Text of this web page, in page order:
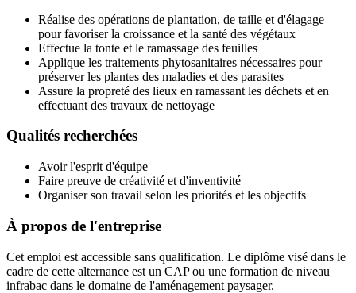
Réalise des opérations de plantation, de taille et d'élagage
pour favoriser la croissance et la santé des végétaux
Effectue la tonte et le ramassage des feuilles
Applique les traitements phytosanitaires nécessaires pour
préserver les plantes des maladies et des parasites
Assure la propreté des lieux en ramassant les déchets et en
effectuant des travaux de nettoyage
Qualités recherchées
Avoir l'esprit d'équipe
Faire preuve de créativité et d'inventivité
Organiser son travail selon les priorités et les objectifs
À propos de l'entreprise
Cet emploi est accessible sans qualification. Le diplôme visé dans le
cadre de cette alternance est un CAP ou une formation de niveau
infrabac dans le domaine de l'aménagement paysager.